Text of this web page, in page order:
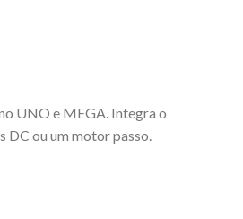
UNO e MEGA. Integra o
DC ou um motor passo.